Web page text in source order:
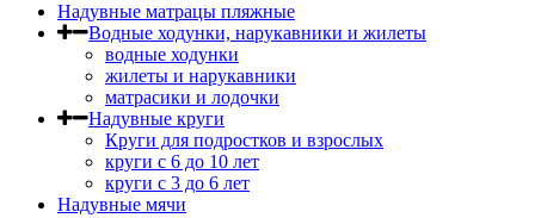
Надувные матрацы пляжные
Водные ходунки, нарукавники и жилеты
водные ходунки
жилеты и нарукавники
матрасики и лодочки
Надувные круги
Круги для подростков и взрослых
круги с 6 до 10 лет
круги c 3 до 6 лет
Надувные мячи